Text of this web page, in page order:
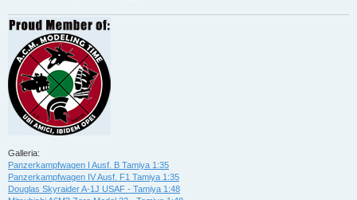
Galleria:
Panzerkampfwagen I Ausf. B Tamiya 1:35
Panzerkampfwagen IV Ausf. F1 Tamiya 1:35
Douglas Skyraider A-1J USAF - Tamiya 1:48